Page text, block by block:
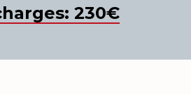
230€